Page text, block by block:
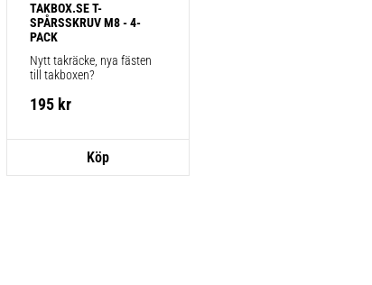
TAKBOX.SE T-
SPÅRSSKRUV M8 - 4-
PACK
Nytt takräcke, nya fästen
till takboxen?
195 kr